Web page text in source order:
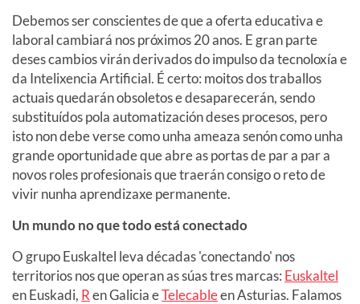
Debemos ser conscientes de que a oferta educativa e
laboral cambiará nos próximos 20 anos. E gran parte
deses cambios virán derivados do impulso da tecnoloxía e
da Intelixencia Artificial. É certo: moitos dos traballos
actuais quedarán obsoletos e desaparecerán, sendo
substituídos pola automatización deses procesos, pero
isto non debe verse como unha ameaza senón como unha
grande oportunidade que abre as portas de par a par a
novos roles profesionais que traerán consigo o reto de
vivir nunha aprendizaxe permanente.
Un mundo no que todo está conectado
O grupo Euskaltel leva décadas 'conectando' nos
territorios nos que operan as súas tres marcas: Euskaltel
en Euskadi, Ren Galicia eTelecableen Asturias. Falamos